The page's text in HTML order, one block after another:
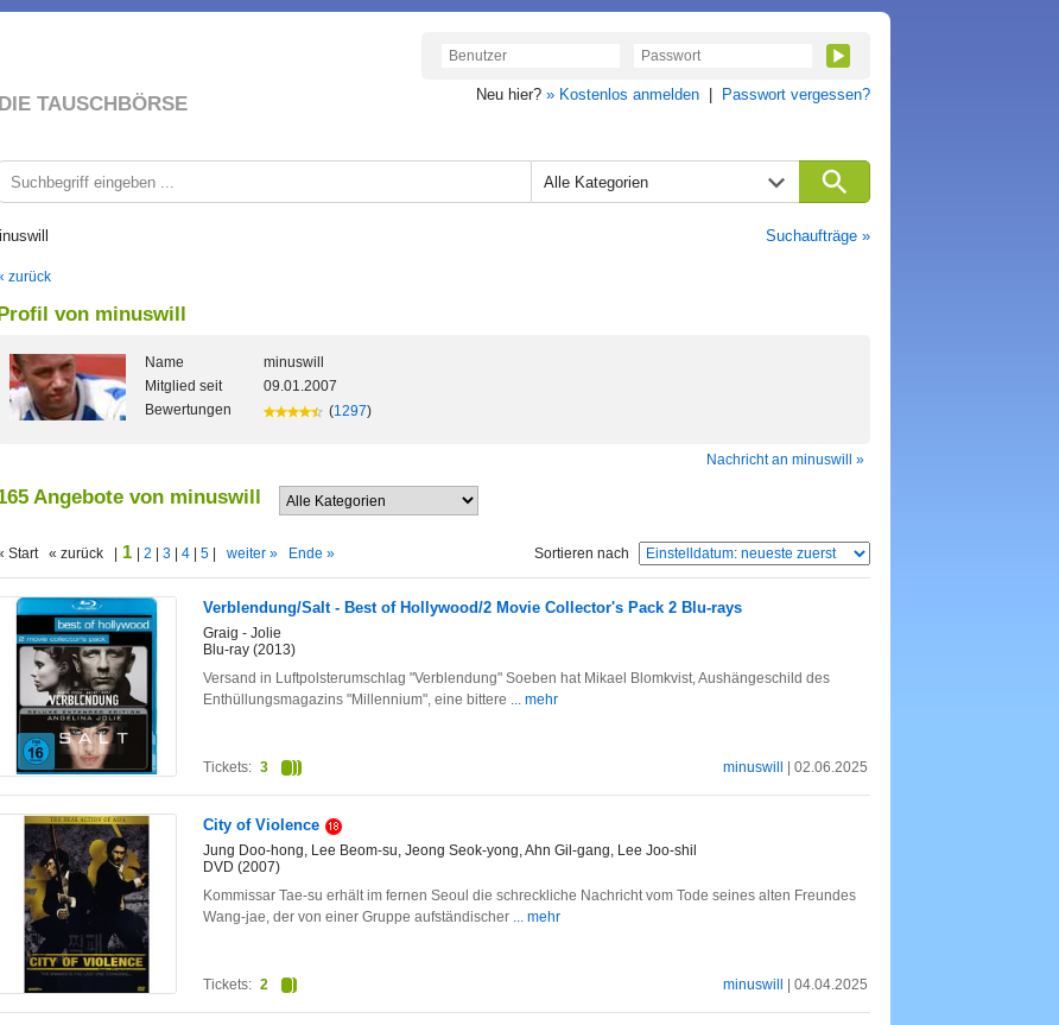
DIE TAUSCHBÖRSE Neu hier? » Kostenlos anmelden Passwort vergessen?
Alle Kategorien
Suchaufträge »
zurück
von minuswill
Name
minuswill
Mitglied seit
09.01.2007
Bewertungen
(1297)
Nachricht an minuswill »
Angebote von minuswill
Start « zurück | 1 2 3 4 5 weiter » Ende » Sortieren nach
Verblendung/Salt - Best of Hollywood/2 Movie Collector's Pack 2 Blu-rays
Graig - Jolie
Blu-ray (2013)
Versand in Luftpolsterumschlag "Verblendung" Soeben hat Mikael Blomkvist, Aushängeschild des
Enthüllungsmagazins "Millennium", eine bittere ... mehr
minuswill | 02.06.2025
Tickets: 3
City of Violence
Jung Doo-hong, Lee Beom-su, Jeong Seok-yong, Ahn Gil-gang, Lee Joo-shil
DVD (2007)
Kommissar Tae-su erhält im fernen Seoul die schreckliche Nachricht vom Tode seines alten Freundes
Wang-jae, der von einer Gruppe aufständischer ... mehr
minuswill | 04.04.2025
Tickets: 2